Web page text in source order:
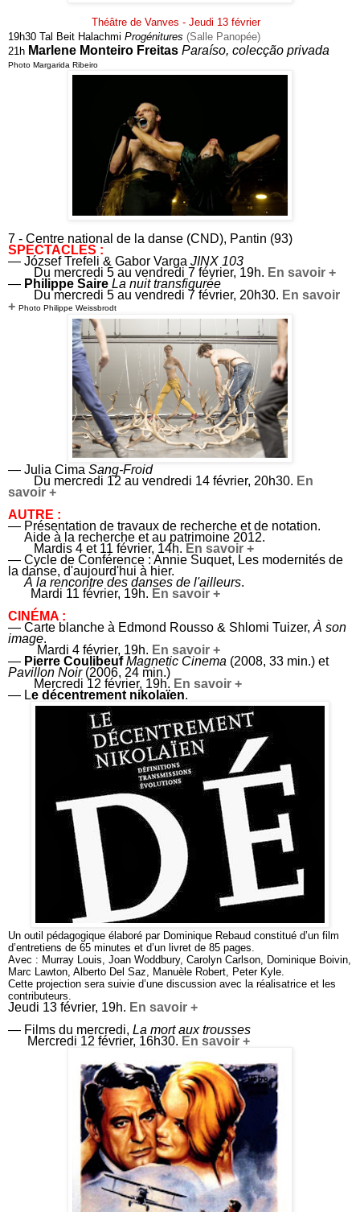
Théâtre de Vanves - Jeudi 13 février
19h30 Tal Beit Halachmi Progénitures (Salle Panopée)
21h Marlene Monteiro Freitas Paraíso, colecção privada
Photo Margarida Ribeiro
7 - Centre national de la danse (CND), Pantin (93)
SPECTACLES :
— József Trefeli & Gabor Varga JINX 103
Du mercredi 5 au vendredi 7 février, 19h. En savoir +
— Philippe Saire La nuit transfigurée
Du mercredi 5 au vendredi 7 février, 20h30. En savoir
+ Photo Philippe Weissbrodt
— Julia Cima Sang-Froid
Du mercredi 12 au vendredi 14 février, 20h30. En
savoir +
AUTRE :
— Présentation de travaux de recherche et de notation.
Aide à la recherche et au patrimoine 2012.
Mardis 4 et 11 février, 14h. En savoir +
— Cycle de Conférence : Annie Suquet, Les modernités de
la danse, d'aujourd'hui à hier.
À la rencontre des danses de l'ailleurs.
Mardi 11 février, 19h. En savoir +
CINÉMA :
— Carte blanche à Edmond Rousso & Shlomi Tuizer,À son
image.
Mardi 4 février, 19h. En savoir +
— Pierre CoulibeufMagnetic Cinema (2008, 33 min.) et
Pavillon Noir(2006, 24 min.)
Mercredi 12 février, 19h. En savoir +
— Le décentrement nikolaïen.
Un outil pédagogique élaboré par Dominique Rebaud constitué d’un film
d’entretiens de 65 minutes et d’un livret de 85 pages.
Avec : Murray Louis, Joan Woddbury, Carolyn Carlson, Dominique Boivin,
Marc Lawton, Alberto Del Saz, Manuèle Robert, Peter Kyle.
Cette projection sera suivie d’une discussion avec la réalisatrice et les
contributeurs.
Jeudi 13 février, 19h. En savoir +
— Films du mercredi, La mort aux trousses
Mercredi 12 février, 16h30. En savoir +